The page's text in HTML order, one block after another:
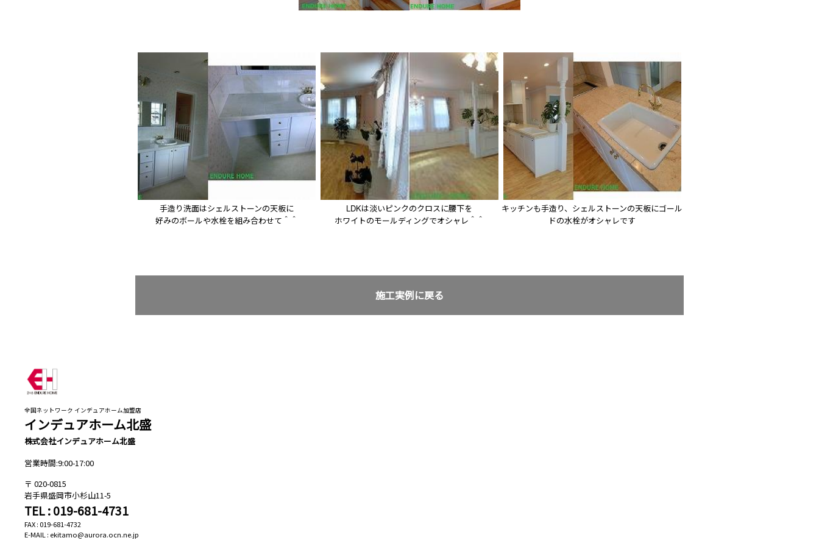
手造り洗面はシェルストーンの天板に
好みのボールや水栓を組み合わせて＾＾
LDKは淡いピンクのクロスに腰下を
ホワイトのモールディングでオシャレ＾＾
キッチンも手造り、シェルストーンの天板にゴール
ドの水栓がオシャレです
施工実例に戻る
全国ネットワーク インデュアホーム加盟店
インデュアホーム北盛
株式会社インデュアホーム北盛
営業時間:9:00-17:00
020-0815
岩手県盛岡市小杉山11-5
TEL : 019-681-4731
FAX : 019-681-4732
E-MAIL : ekitamo@aurora.ocn.ne.jp